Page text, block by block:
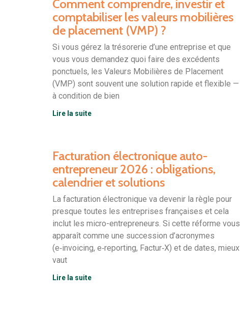
Comment comprendre, investir et
comptabiliser les valeurs mobilières
de placement (VMP) ?
Si vous gérez la trésorerie d’une entreprise et que
vous vous demandez quoi faire des excédents
ponctuels, les Valeurs Mobilières de Placement
(VMP) sont souvent une solution rapide et flexible —
à condition de bien
Lire la suite
Facturation électronique auto-
entrepreneur 2026 : obligations,
calendrier et solutions
La facturation électronique va devenir la règle pour
presque toutes les entreprises françaises et cela
inclut les micro-entrepreneurs. Si cette réforme vous
apparaît comme une succession d’acronymes
(e‑invoicing, e‑reporting, Factur‑X) et de dates, mieux
vaut
Lire la suite